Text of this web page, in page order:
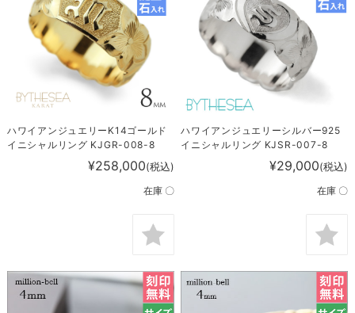
ハワイアンジュエリーK14ゴールド
イニシャルリング KJGR-008-8
¥258,000(税込)
在庫 〇
ハワイアンジュエリーシルバー925
イニシャルリング KJSR-007-8
¥29,000(税込)
在庫 〇